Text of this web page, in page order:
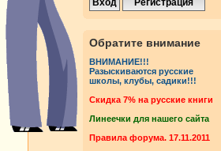
Обратите внимание
ВНИМАНИЕ!!!
Разыскиваются русские
школы, клубы, садики!!!
Cкидка 7% на русские книги
Линеечки для нашего сайта
Правила форума. 17.11.2011